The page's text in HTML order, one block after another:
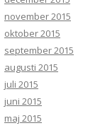
november 2015
oktober 2015
september 2015
augusti 2015
juli 2015
juni 2015
maj 2015